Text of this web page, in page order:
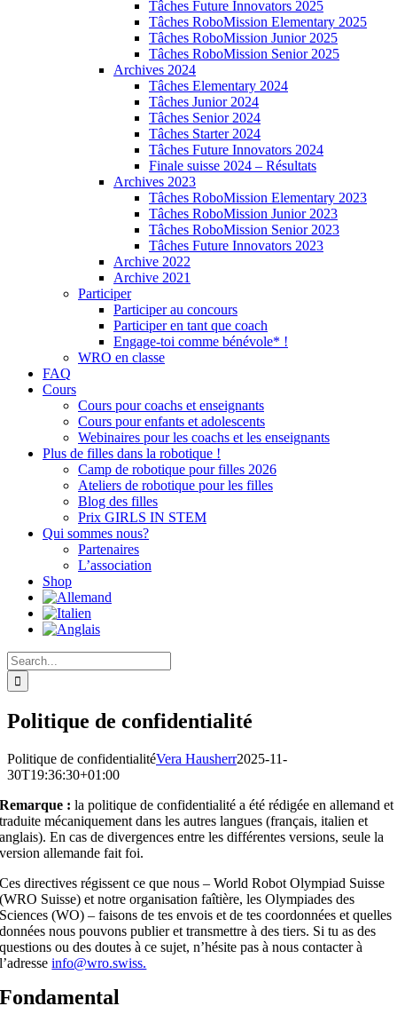
Tâches Future Innovators 2025
Tâches RoboMission Elementary 2025
Tâches RoboMission Junior 2025
Tâches RoboMission Senior 2025
Archives 2024
Tâches Elementary 2024
Tâches Junior 2024
Tâches Senior 2024
Tâches Starter 2024
Tâches Future Innovators 2024
Finale suisse 2024 – Résultats
Archives 2023
Tâches RoboMission Elementary 2023
Tâches RoboMission Junior 2023
Tâches RoboMission Senior 2023
Tâches Future Innovators 2023
Archive 2022
Archive 2021
Participer
Participer au concours
Participer en tant que coach
Engage-toi comme bénévole* !
WRO en classe
FAQ
Cours
Cours pour coachs et enseignants
Cours pour enfants et adolescents
Webinaires pour les coachs et les enseignants
Plus de filles dans la robotique !
Camp de robotique pour filles 2026
Ateliers de robotique pour les filles
Blog des filles
Prix GIRLS IN STEM
Qui sommes nous?
Partenaires
L’association
Shop
Search
for:
Politique de confidentialité
Politique de confidentialitéVera Hausherr2025-11-
30T19:36:30+01:00
Remarque : la politique de confidentialité a été rédigée en allemand et
traduite mécaniquement dans les autres langues (français, italien et
anglais). En cas de divergences entre les différentes versions, seule la
version allemande fait foi.
Ces directives régissent ce que nous – World Robot Olympiad Suisse
(WRO Suisse) et notre organisation faîtière, les Olympiades des
Sciences (WO) – faisons de tes envois et de tes coordonnées et quelles
données nous pouvons publier et transmettre à des tiers. Si tu as des
questions ou des doutes à ce sujet, n’hésite pas à nous contacter à
l’adresseinfo@wro.swiss.
Fondamental